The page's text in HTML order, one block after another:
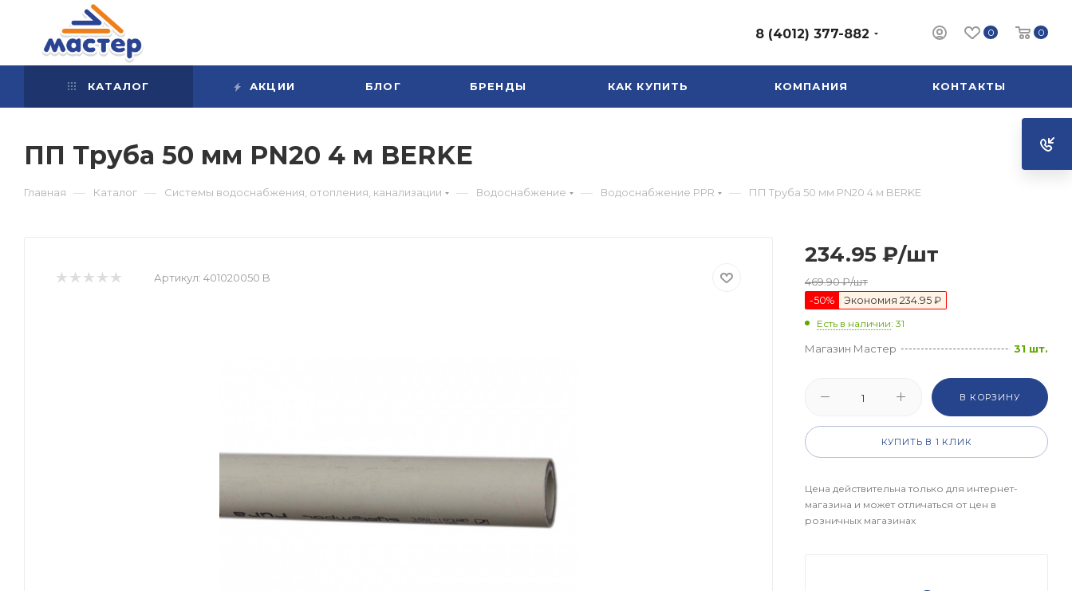
0 0
8 (4012) 377-882
КАТАЛОГ АКЦИИ БЛОГ БРЕНДЫ КАК КУПИТЬ КОМПАНИЯ КОНТАКТЫ
ПП Труба 50 мм PN20 4 м BERKE
Главная — Каталог — Системы водоснабжения, отопления, канализации — Водоснабжение — Водоснабжение PPR — ПП Труба 50 мм PN20 4 м BERKE
Артикул: 401020050 B
234.95 ₽/шт
469.90₽/шт
-50% Экономия 234.95 ₽
Есть в наличии: 31
Магазин Мастер 31 шт.
В КОРЗИНУ
КУПИТЬ В 1 КЛИК
Цена действительна только для интернет-
магазина и может отличаться от цен в
розничных магазинах